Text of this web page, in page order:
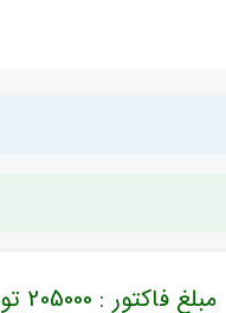
مبلغ فاکتور : 205000 تومان